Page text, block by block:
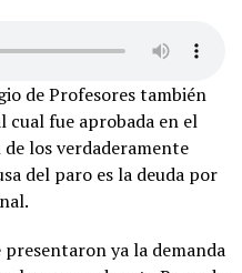
de Profesores también
cual fue aprobada en el
los verdaderamente
del paro es la deuda por
ya la demanda